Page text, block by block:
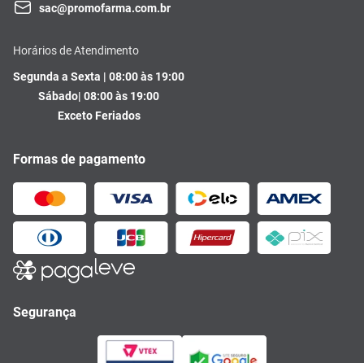
sac@promofarma.com.br
Horários de Atendimento
Segunda a Sexta | 08:00 às 19:00
Sábado| 08:00 às 19:00
Exceto Feriados
Formas de pagamento
Segurança